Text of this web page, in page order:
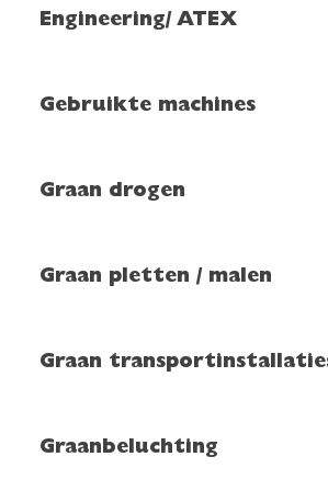
Engineering/ ATEX
Gebruikte machines
Graan drogen
Graan pletten / malen
Graan
Graanbeluchting